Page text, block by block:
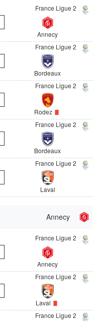
France Ligue 2
Annecy
France Ligue 2
Bordeaux
France Ligue 2
Rodez
France Ligue 2
Bordeaux
France Ligue 2
Laval
Annecy
France Ligue 2
Annecy
France Ligue 2
Laval
France Ligue 2